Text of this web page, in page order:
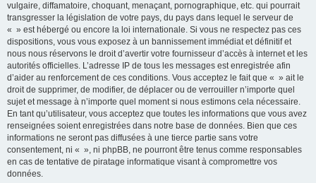
vulgaire, diffamatoire, choquant, menaçant, pornographique, etc. qui pourrait
transgresser la législation de votre pays, du pays dans lequel le serveur de
« » est hébergé ou encore la loi internationale. Si vous ne respectez pas ces
dispositions, vous vous exposez à un bannissement immédiat et définitif et
nous nous réservons le droit d’avertir votre fournisseur d’accès à internet et les
autorités officielles. L’adresse IP de tous les messages est enregistrée afin
d’aider au renforcement de ces conditions. Vous acceptez le fait que « » ait le
droit de supprimer, de modifier, de déplacer ou de verrouiller n’importe quel
sujet et message à n’importe quel moment si nous estimons cela nécessaire.
En tant qu’utilisateur, vous acceptez que toutes les informations que vous avez
renseignées soient enregistrées dans notre base de données. Bien que ces
informations ne seront pas diffusées à une tierce partie sans votre
consentement, ni « », ni phpBB, ne pourront être tenus comme responsables
en cas de tentative de piratage informatique visant à compromettre vos
données.